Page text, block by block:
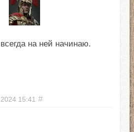
на ней начинаю.
15:41 #